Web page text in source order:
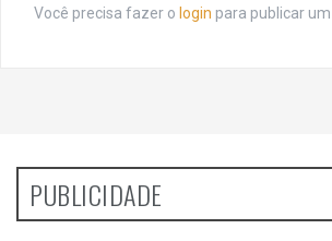
Você precisa fazer o login para publicar
PUBLICIDADE